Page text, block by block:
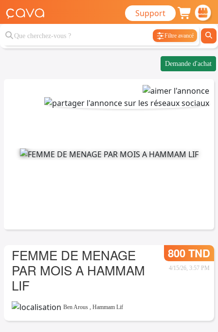
Support
Filtre avancé
Demande d'achat
FEMME DE MENAGE
PAR MOIS A HAMMAM
LIF
800 TND
4/15/26, 3:57 PM
Ben Arous , Hammam Lif